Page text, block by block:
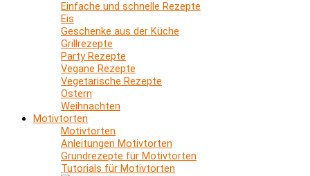
Einfache und schnelle Rezepte
Eis
Geschenke aus der Küche
Grillrezepte
Party Rezepte
Vegane Rezepte
Vegetarische Rezepte
Ostern
Weihnachten
Motivtorten
Motivtorten
Anleitungen Motivtorten
Grundrezepte für Motivtorten
Tutorials für Motivtorten